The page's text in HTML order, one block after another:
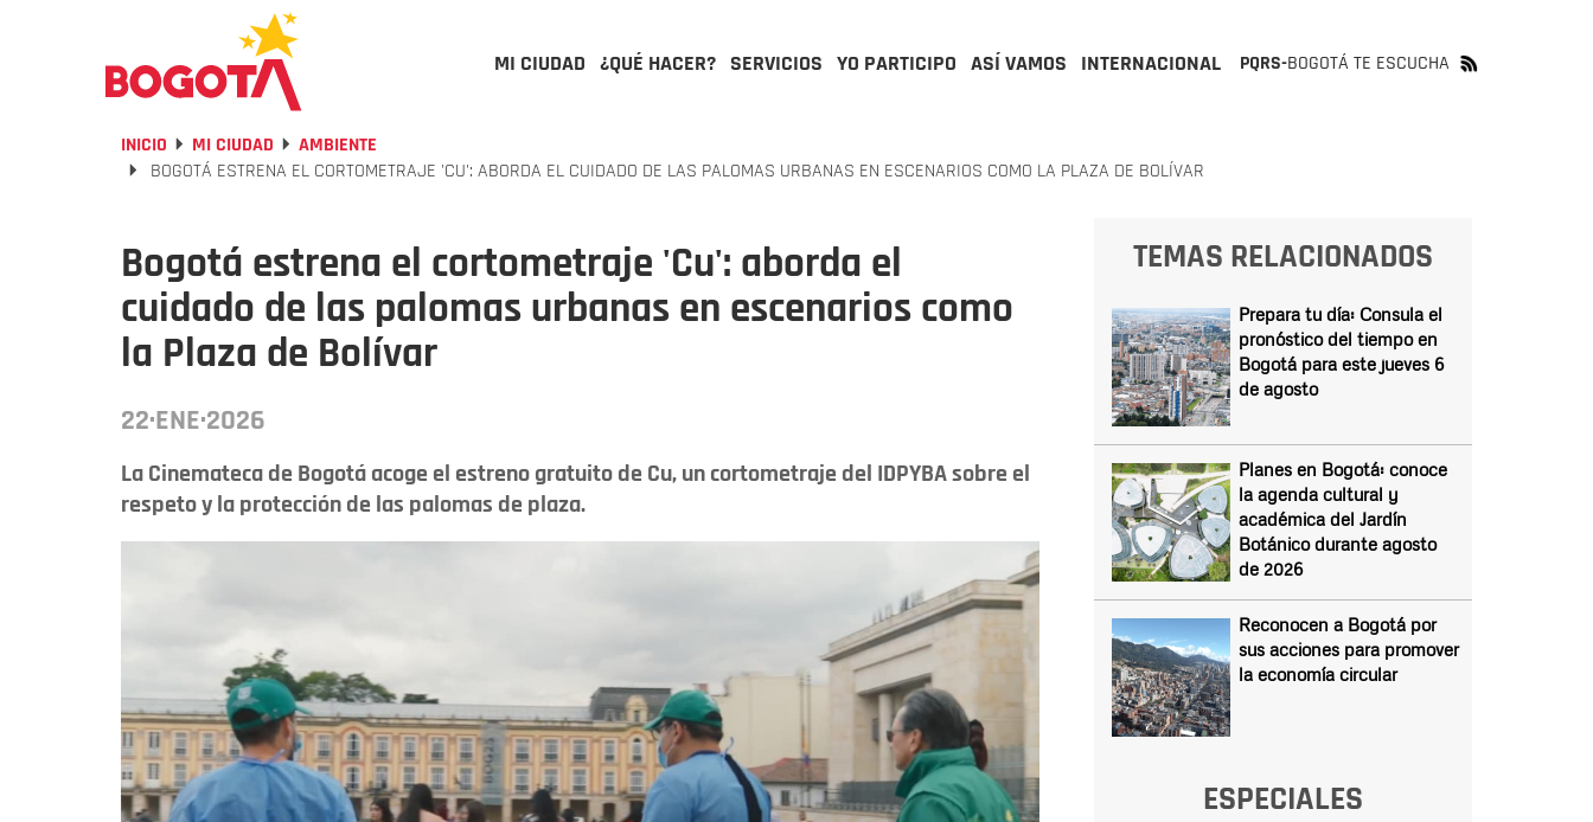
MI CIUDAD ¿QUÉ HACER? SERVICIOS YO PARTICIPO ASÍ VAMOS INTERNACIONAL PQRS-BOGOTÁ TE ESCUCHA
INICIO MI CIUDAD
AMBIENTE
BOGOTÁ ESTRENA EL CORTOMETRAJE 'CU': ABORDA EL CUIDADO DE LAS PALOMAS URBANAS EN ESCENARIOS COMO LA PLAZA DE BOLÍVAR
Bogotá estrena el cortometraje 'Cu': aborda el
cuidado de las palomas urbanas en escenarios como
la Plaza de Bolívar
22·ENE·2026
La Cinemateca de Bogotá acoge el estreno gratuito de Cu, un cortometraje del IDPYBA sobre el
respeto y la protección de las palomas de plaza.
TEMAS RELACIONADOS
Prepara tu día: Consula el
pronóstico del tiempo en
Bogotá para este jueves 6
de agosto
Planes en Bogotá: conoce
la agenda cultural y
académica del Jardín
Botánico durante agosto
de 2026
Reconocen a Bogotá por
sus acciones para promover
la economía circular
ESPECIALES